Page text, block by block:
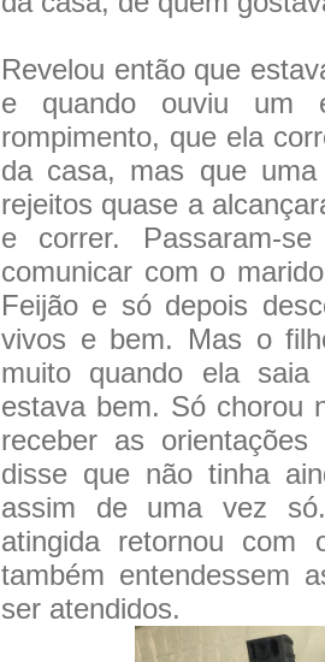
Revelou então que
e quando ouviu um
rompimento, que ela
da casa, mas que
rejeitos quase a
e correr. Passaram-
comunicar com o
Feijão e só depois
vivos e bem. Mas o
muito quando ela
estava bem. Só chorou
receber as
disse que não tinha
assim de uma vez
atingida retornou
também entendessem
ser atendidos.